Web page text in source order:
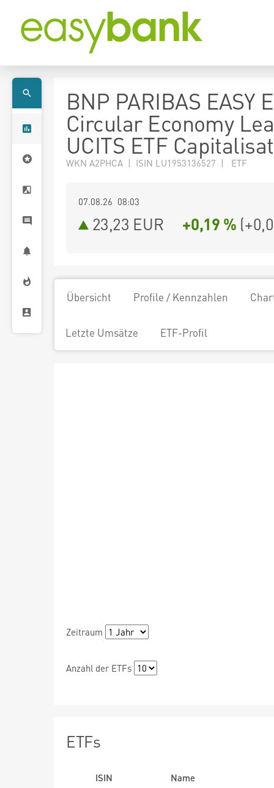
BNP PARIBAS EASY
Circular Economy
UCITS ETF
WKN A2PHCA | ISIN LU1953136527 | ETF
07.08.26 08:03
23,23 EUR +0,19 % (
Übersicht Profile / Kennzahlen
Letzte Umsätze ETF-Profil
Zeitraum
Anzahl der ETFs
ETFs
ISIN
Name